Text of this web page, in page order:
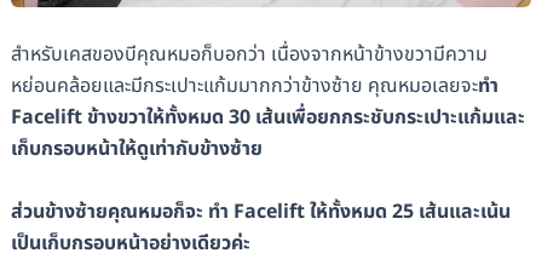
สำหรับเคสของบีคุณหมอก็บอกว่า เนื่องจากหน้าข้างขวามีความ
หย่อนคล้อยและมีกระเปาะแก้มมากกว่าข้างซ้าย คุณหมอเลยจะทำ
Facelift ข้างขวาให้ทั้งหมด 30 เส้นเพื่อยกกระชับกระเปาะแก้มและ
เก็บกรอบหน้าให้ดูเท่ากับข้างซ้าย
ส่วนข้างซ้ายคุณหมอก็จะ ทำ Facelift ให้ทั้งหมด 25 เส้นและเน้น
เป็นเก็บกรอบหน้าอย่างเดียวค่ะ